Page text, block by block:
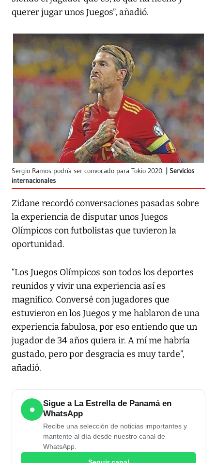
querer jugar unos Juegos”, añadió.
Sergio Ramos podría ser convocado para Tokio 2020.
Servicios
internacionales
Zidane recordó conversaciones pasadas sobre
la experiencia de disputar unos Juegos
Olímpicos con futbolistas que tuvieron la
oportunidad.
“Los Juegos Olímpicos son todos los deportes
reunidos y vivir una experiencia así es
magnífico. Conversé con jugadores que
estuvieron en los Juegos y me hablaron de una
experiencia fabulosa, por eso entiendo que un
jugador de 34 años quiera ir. A mí me habría
gustado, pero por desgracia es muy tarde”,
añadió.
●
Sigue a La Estrella de Panamá en
WhatsApp
Recibe una selección de noticias importantes y
mantente al día desde nuestro canal de
WhatsApp.